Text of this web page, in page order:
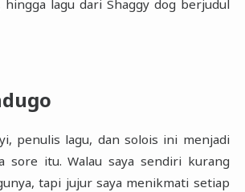
hingga lagu dari ‎Shaggy dog berjudul
penulis lagu, dan solois ini menjadi
sore itu. Walau saya sendiri ‎kurang
tapi jujur saya menikmati setiap